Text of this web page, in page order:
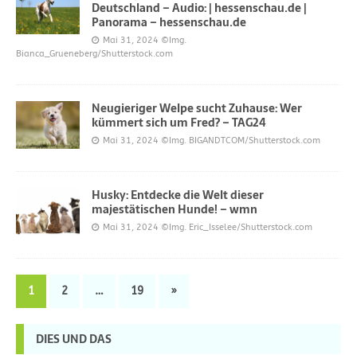
Deutschland – Audio: | hessenschau.de |
Panorama – hessenschau.de
Mai 31, 2024 ©Img.
Bianca_Grueneberg/Shutterstock.com
Neugieriger Welpe sucht Zuhause: Wer
kümmert sich um Fred? – TAG24
Mai 31, 2024 ©Img. BIGANDTCOM/Shutterstock.com
Husky: Entdecke die Welt dieser
majestätischen Hunde! – wmn
Mai 31, 2024 ©Img. Eric_Isselee/Shutterstock.com
1 2 … 19 »
DIES UND DAS